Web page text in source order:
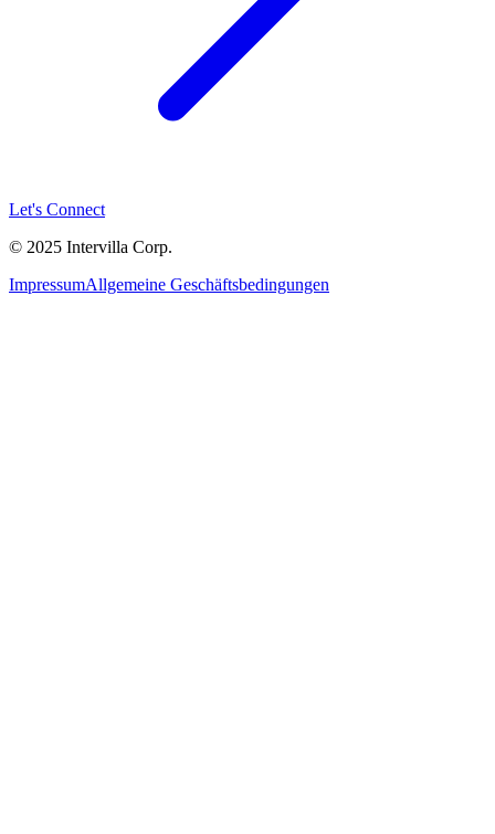
Let's Connect
© 2025 Intervilla Corp.
ImpressumAllgemeine Geschäftsbedingungen